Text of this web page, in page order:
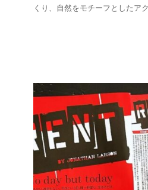
くり、自然をモチーフとしたアク